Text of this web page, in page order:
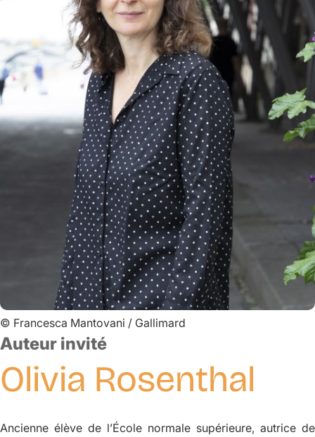
© Francesca Mantovani / Gallimard
Auteur invité
Olivia Rosenthal
Ancienne élève de l’École normale supérieure, autrice de